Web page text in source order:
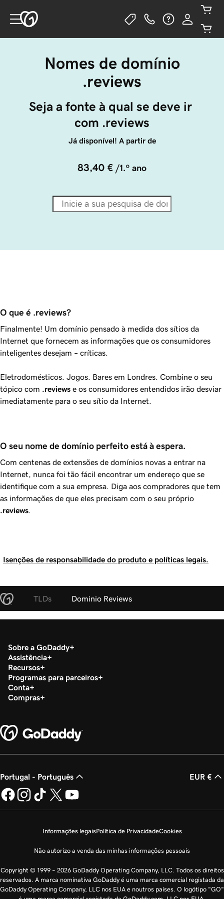
Nomes de domínio
.reviews
Seja a fonte à qual se deve ir
com .reviews
Já disponível! A partir de
83,40 € /1.º ano
O que é .reviews?
Finalmente! Um domínio pensado à medida dos sítios da
Internet que fornecem as informações que os consumidores
inteligentes desejam – críticas.
Eletrodomésticos. Jogos. Bares em Londres. Combine o seu
tópico com .reviews e os consumidores entendidos irão desviar
imediatamente para o seu sítio da Internet.
O seu nome de domínio perfeito está à espera.
Com centenas de extensões de domínios novas a entrar na
Internet, nunca foi tão fácil encontrar um endereço que se
identifique com a sua empresa. Diga aos compradores que tem
as informações de que eles precisam com o seu próprio
.reviews
Isenções de responsabilidade do produto e políticas legais.
TLDs Dominio Reviews
Sobre a GoDaddy
Assistência
Recursos
Programas para parceiros
Conta
Compras
Portugal - Português EUR €
Informações legaisPolítica de PrivacidadeCookies
Não autorizo a venda das minhas informações pessoais
Copyright © 1999 – 2026 GoDaddy Operating Company, LLC. Todos os direitos
reservados. A marca nominativa GoDaddy é uma marca comercial registada da
GoDaddy Operating Company, LLC nos EUA e noutros países. O logótipo "GO"